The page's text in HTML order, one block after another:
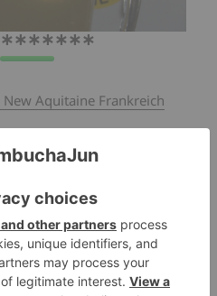
Aquitaine Frankreich